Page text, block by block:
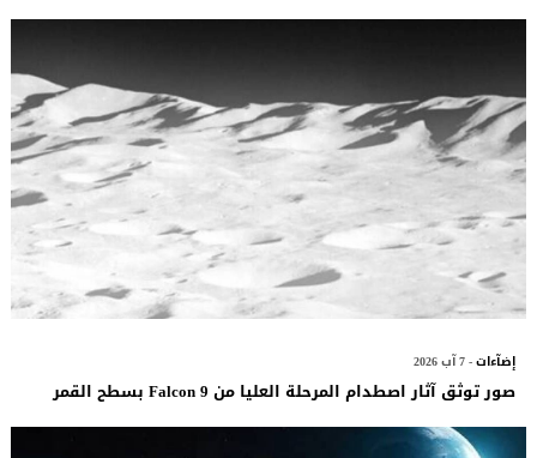
إضآءات- 7 آب 2026
صور توثق آثار اصطدام المرحلة العليا من Falcon 9 بسطح القمر